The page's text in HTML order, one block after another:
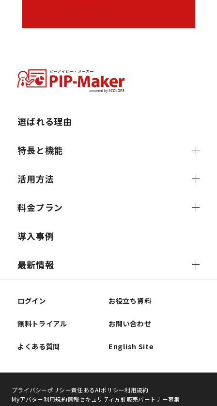
選ばれる理由
特長と機能
活用方法
料金プラン
導入事例
最新情報
ログイン お役立ち資料
無料トライアル お問い合わせ
よくある質問 English Site
プライバシーポリシー責任あるAIポリシー利用規約
Myアバター利用規約情報セキュリティ方針販売パートナー募集